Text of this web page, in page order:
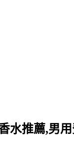
水推薦,男